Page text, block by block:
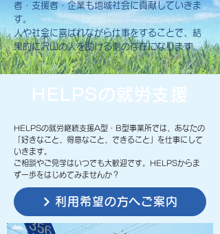
者・支援者・企業も地域社会に貢献していきま
す。
人や社会に喜ばれながら仕事をすることで、結
果的に沢山の人を助ける側の存在になります。
HELPSの就労支援
HELPSの就労継続支援A型・B型事業所では、あなたの
「好きなこと、得意なこと、できること」を仕事にして
いきます。
ご相談やご見学はいつでも大歓迎です。HELPSからま
ず一歩をはじめてみませんか？
利用希望の方へご案内